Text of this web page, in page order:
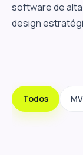
software de
design
Todos